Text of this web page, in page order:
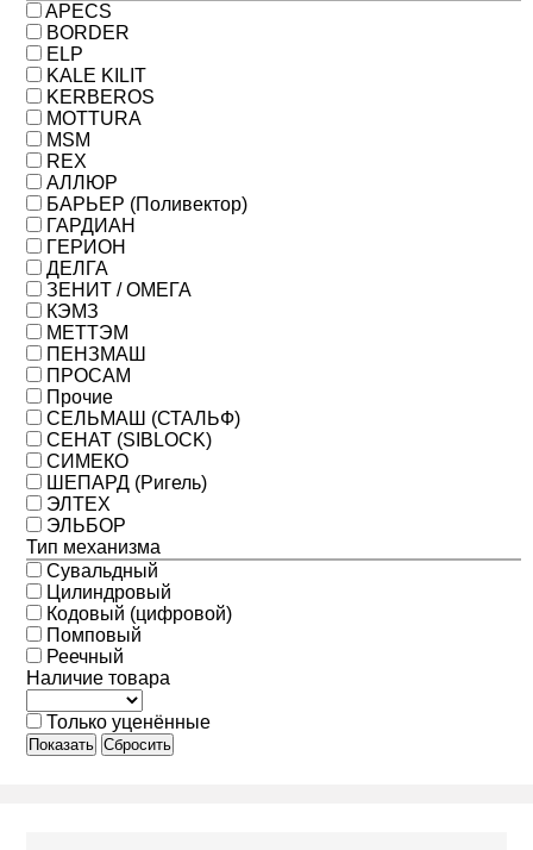
APECS
BORDER
ELP
KALE KILIT
KERBEROS
MOTTURA
MSM
REX
АЛЛЮР
БАРЬЕР (Поливектор)
ГАРДИАН
ГЕРИОН
ДЕЛГА
ЗЕНИТ / ОМЕГА
КЭМЗ
МЕТТЭМ
ПЕНЗМАШ
ПРОСАМ
Прочие
СЕЛЬМАШ (СТАЛЬФ)
СЕНАТ (SIBLOCK)
СИМЕКО
ШЕПАРД (Ригель)
ЭЛТЕХ
ЭЛЬБОР
Тип механизма
Сувальдный
Цилиндровый
Кодовый (цифровой)
Помповый
Реечный
Наличие товара
Только уценённые
Показать Сбросить